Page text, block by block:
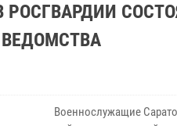
РОСГВАРДИИ
Военнослужащие